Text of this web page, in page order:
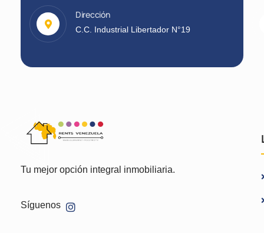
Dirección
C.C. Industrial Libertador N°19
Tu mejor opción integral inmobiliaria.
Síguenos